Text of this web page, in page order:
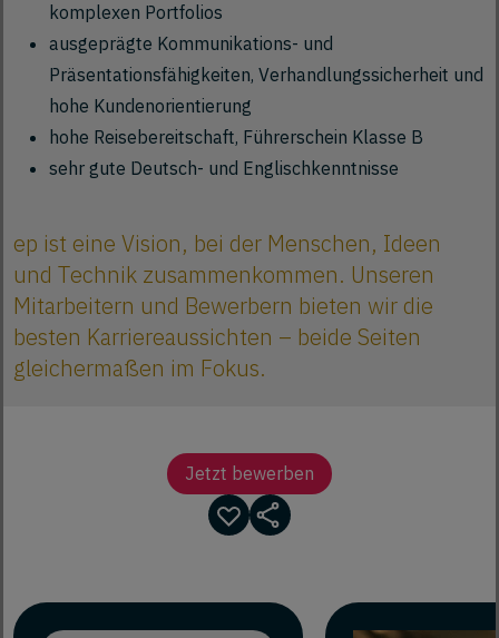
komplexen Portfolios
ausgeprägte Kommunikations- und
Präsentationsfähigkeiten, Verhandlungssicherheit und
hohe Kundenorientierung
hohe Reisebereitschaft, Führerschein Klasse B
sehr gute Deutsch- und Englischkenntnisse
ep ist eine Vision, bei der Menschen, Ideen
und Technik zusammenkommen. Unseren
Mitarbeitern und Bewerbern bieten wir die
besten Karriereaussichten – beide Seiten
gleichermaßen im Fokus.
Jetzt bewerben